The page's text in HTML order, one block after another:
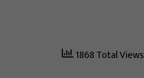
1868 Total Views